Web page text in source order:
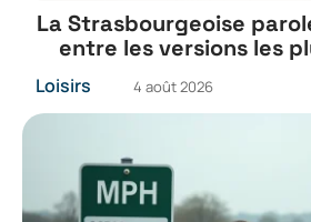
La Strasbourgeoise
entre les versions les
Loisirs 4 août 2026